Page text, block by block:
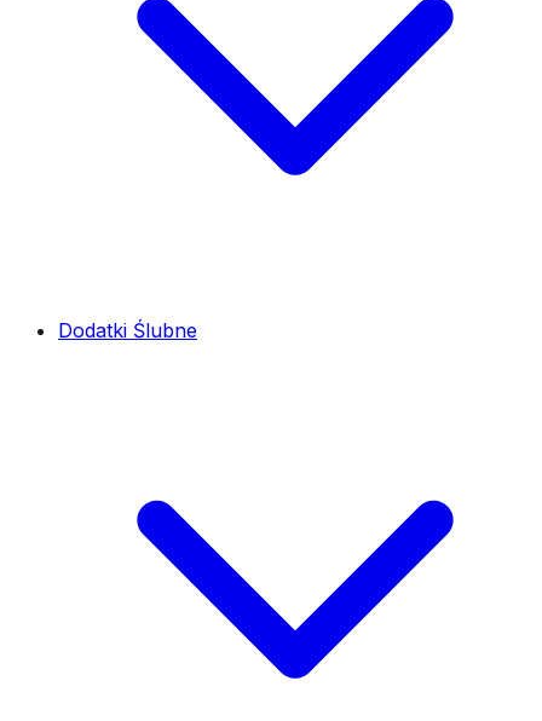
Dodatki Ślubne